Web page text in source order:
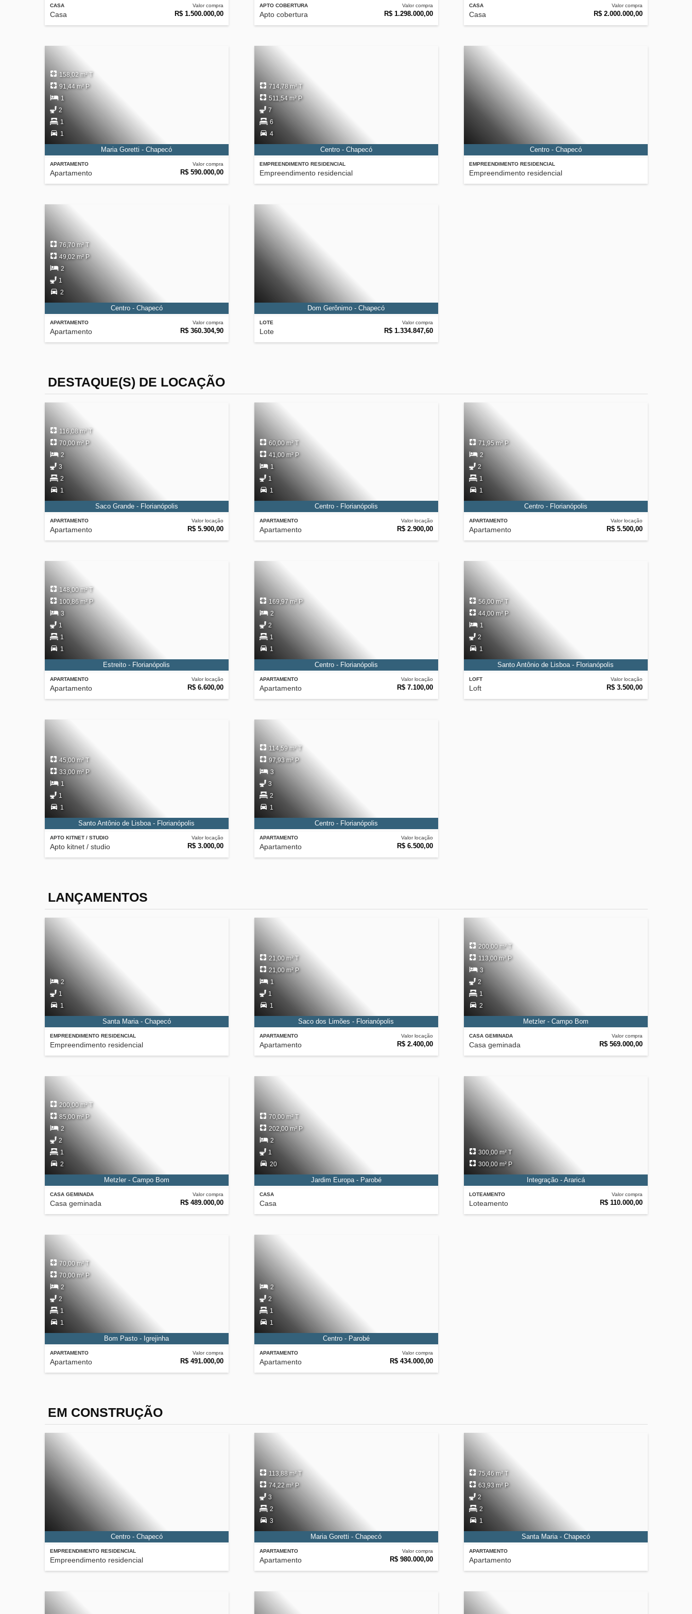
CASA
Casa
Valor compra
R$ 1.500.000,00
APTO COBERTURA
Apto cobertura
Valor compra
R$ 1.298.000,00
CASA
Casa
Valor compra
R$ 2.000.000,00
APARTAMENTO
Apartamento
Valor compra
R$ 590.000,00
158,02 m² T
91,44 m² P
1
2
1
1
Maria Goretti - Chapecó
EMPREENDIMENTO RESIDENCIAL
Empreendimento residencial
714,78 m² T
511,54 m² P
7
6
4
Centro - Chapecó
EMPREENDIMENTO RESIDENCIAL
Empreendimento residencial
Centro - Chapecó
APARTAMENTO
Apartamento
Valor compra
R$ 360.304,90
76,70 m² T
49,02 m² P
2
1
2
Centro - Chapecó
LOTE
Lote
Valor compra
R$ 1.334.847,60
Dom Gerônimo - Chapecó
DESTAQUE(S) DE LOCAÇÃO
APARTAMENTO
Apartamento
Valor locação
R$ 5.900,00
116,08 m² T
70,00 m² P
2
3
2
1
Saco Grande - Florianópolis
APARTAMENTO
Apartamento
Valor locação
R$ 2.900,00
60,00 m² T
41,00 m² P
1
1
1
Centro - Florianópolis
APARTAMENTO
Apartamento
Valor locação
R$ 5.500,00
71,95 m² P
2
2
1
1
Centro - Florianópolis
APARTAMENTO
Apartamento
Valor locação
R$ 6.600,00
148,00 m² T
100,86 m² P
3
1
1
1
Estreito - Florianópolis
APARTAMENTO
Apartamento
Valor locação
R$ 7.100,00
169,97 m² P
2
2
1
1
Centro - Florianópolis
LOFT
Loft
Valor locação
R$ 3.500,00
56,00 m² T
44,00 m² P
1
2
1
Santo Antônio de Lisboa - Florianópolis
APTO KITNET / STUDIO
Apto kitnet / studio
Valor locação
R$ 3.000,00
45,00 m² T
33,00 m² P
1
1
1
Santo Antônio de Lisboa - Florianópolis
APARTAMENTO
Apartamento
Valor locação
R$ 6.500,00
114,59 m² T
97,93 m² P
3
3
2
1
Centro - Florianópolis
LANÇAMENTOS
EMPREENDIMENTO RESIDENCIAL
Empreendimento residencial
2
1
1
Santa Maria - Chapecó
APARTAMENTO
Apartamento
Valor locação
R$ 2.400,00
21,00 m² T
21,00 m² P
1
1
1
Saco dos Limões - Florianópolis
CASA GEMINADA
Casa geminada
Valor compra
R$ 569.000,00
200,00 m² T
113,00 m² P
3
2
1
2
Metzler - Campo Bom
CASA GEMINADA
Casa geminada
Valor compra
R$ 489.000,00
200,00 m² T
85,00 m² P
2
2
1
2
Metzler - Campo Bom
CASA
Casa
70,00 m² T
202,00 m² P
2
1
20
Jardim Europa - Parobé
LOTEAMENTO
Loteamento
Valor compra
R$ 110.000,00
300,00 m² T
300,00 m² P
Integração - Araricá
APARTAMENTO
Apartamento
Valor compra
R$ 491.000,00
70,00 m² T
70,00 m² P
2
2
1
1
Bom Pasto - Igrejinha
APARTAMENTO
Apartamento
Valor compra
R$ 434.000,00
2
2
1
1
Centro - Parobé
EM CONSTRUÇÃO
EMPREENDIMENTO RESIDENCIAL
Empreendimento residencial
Centro - Chapecó
APARTAMENTO
Apartamento
Valor compra
R$ 980.000,00
113,88 m² T
74,22 m² P
3
2
3
Maria Goretti - Chapecó
APARTAMENTO
Apartamento
75,46 m² T
63,93 m² P
2
2
1
Santa Maria - Chapecó